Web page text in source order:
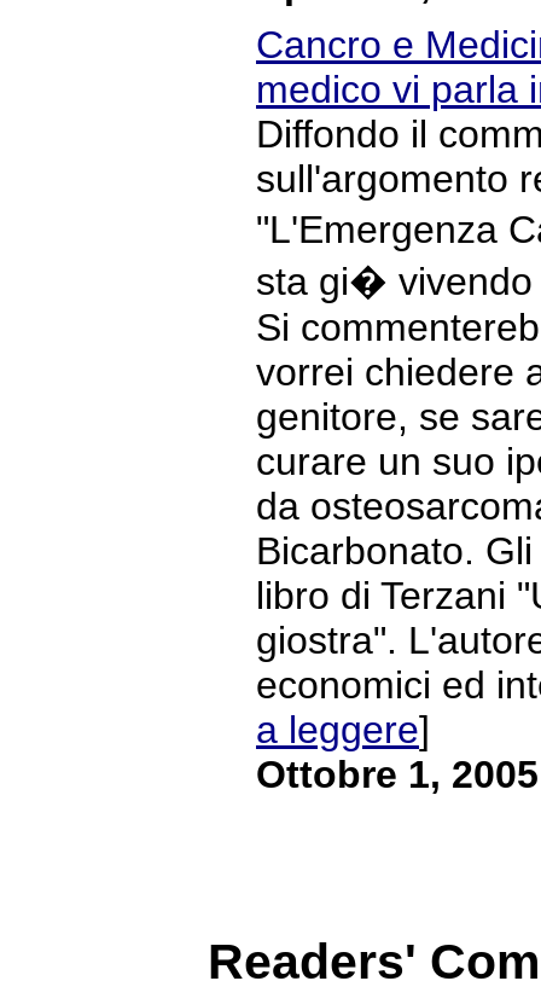
Cancro e
medico vi parla
Diffondo il
sull'argomento
"L'Emergenza
sta gi� vivendo
Si
vorrei chiedere
genitore, se
curare un suo
da
Bicarbonato.
libro di Terzani
giostra".
economici ed
a leggere]
Ottobre 1, 2005
Readers'